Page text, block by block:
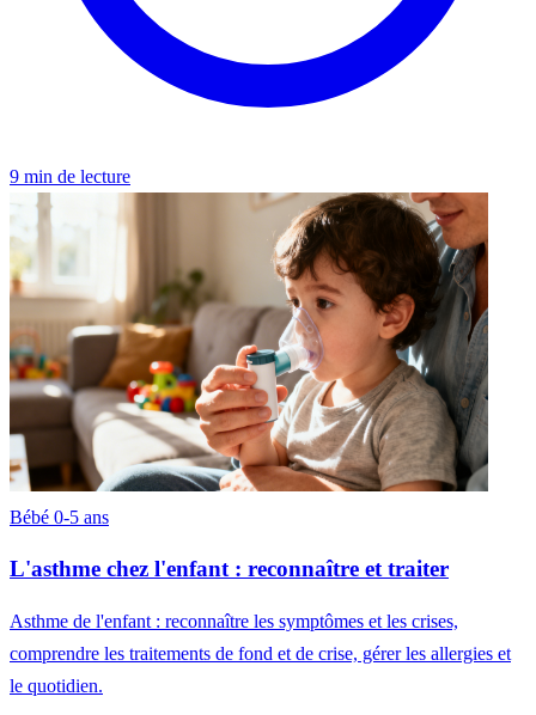
9 min de lecture
Bébé 0-5 ans
L'asthme chez l'enfant : reconnaître et traiter
Asthme de l'enfant : reconnaître les symptômes et les crises,
comprendre les traitements de fond et de crise, gérer les allergies et
le quotidien.